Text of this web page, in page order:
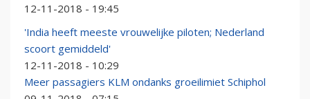
12-11-2018 - 19:45
'India heeft meeste vrouwelijke piloten; Nederland
scoort gemiddeld'
12-11-2018 - 10:29
Meer passagiers KLM ondanks groeilimiet Schiphol